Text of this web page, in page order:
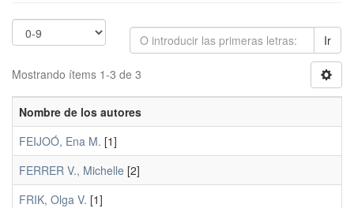
Ir
Mostrando ítems 1-3 de 3
Nombre de los autores
FEIJOÓ, Ena M. [1]
FERRER V., Michelle [2]
FRIK, Olga V. [1]